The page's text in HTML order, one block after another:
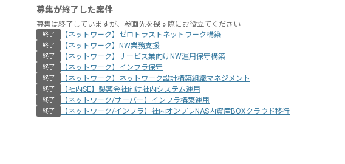
募集が終了した案件
募集は終了していますが、参画先を探す際にお役立てください
終了 【ネットワーク】ゼロトラストネットワーク構築
終了 【ネットワーク】NW業務支援
終了 【ネットワーク】サービス業向けNW運用保守構築
終了 【ネットワーク】インフラ保守
終了 【ネットワーク】ネットワーク設計構築組織マネジメント
終了 【社内SE】製薬会社向け社内システム運用
終了 【ネットワーク/サーバー】インフラ構築運用
終了 【ネットワーク/インフラ】社内オンプレNAS内資産BOXクラウド移行